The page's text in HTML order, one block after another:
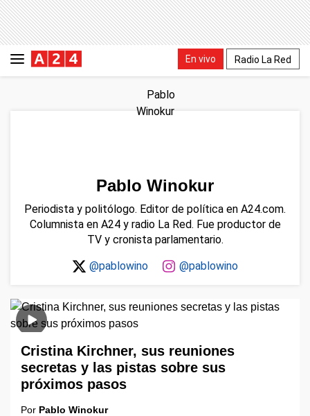
En vivo Radio La Red
Pablo Winokur
Periodista y politólogo. Editor de política en A24.com.
Columnista en A24 y radio La Red. Fue productor de
TV y cronista parlamentario.
@pablowino
@pablowino
Cristina Kirchner, sus reuniones
secretas y las pistas sobre sus
próximos pasos
Por Pablo Winokur